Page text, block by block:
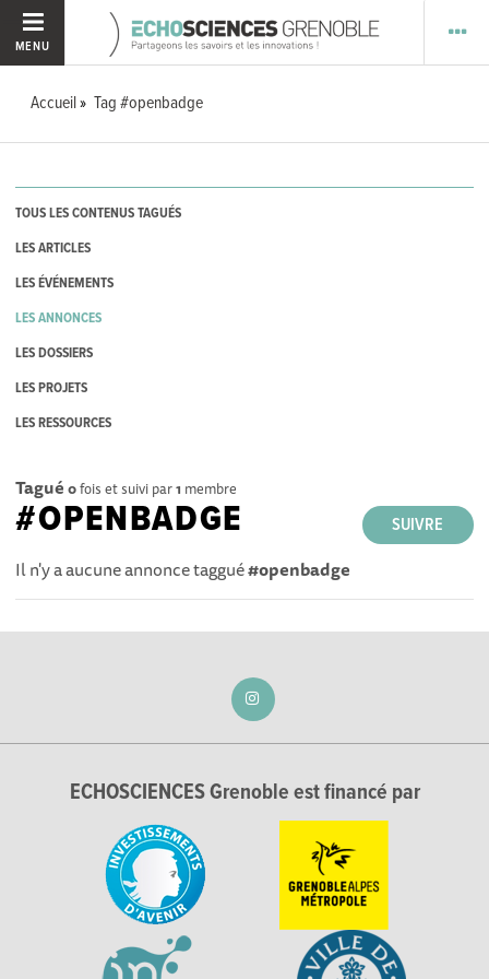
MENU
Accueil Tag #openbadge
TOUS LES CONTENUS TAGUÉS
LES ARTICLES
LES ÉVÉNEMENTS
LES ANNONCES
LES DOSSIERS
LES PROJETS
LES RESSOURCES
Tagué 0fois et suivi par1 membre
SUIVRE
#OPENBADGE
Il n'y a aucune annonce taggué#openbadge
ECHOSCIENCES Grenoble est financé par